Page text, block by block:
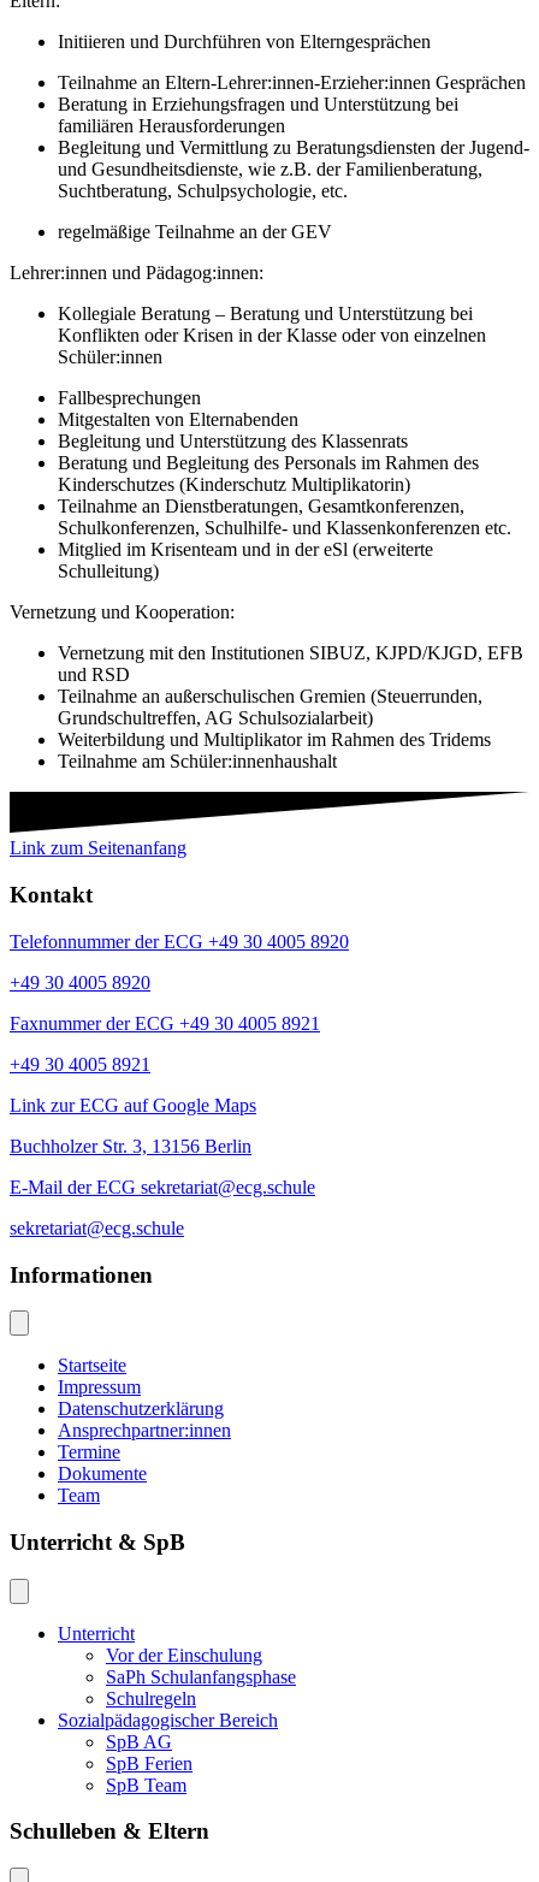
Initiieren und Durchführen von Elterngesprächen
Teilnahme an Eltern-Lehrer:innen-Erzieher:innen Gesprächen
Beratung in Erziehungsfragen und Unterstützung bei
familiären Herausforderungen
Begleitung und Vermittlung zu Beratungsdiensten der Jugend-
und Gesundheitsdienste, wie z.B. der Familienberatung,
Suchtberatung, Schulpsychologie, etc.
regelmäßige Teilnahme an der GEV
Lehrer:innen und Pädagog:innen:
Kollegiale Beratung – Beratung und Unterstützung bei
Konflikten oder Krisen in der Klasse oder von einzelnen
Schüler:innen
Fallbesprechungen
Mitgestalten von Elternabenden
Begleitung und Unterstützung des Klassenrats
Beratung und Begleitung des Personals im Rahmen des
Kinderschutzes (Kinderschutz Multiplikatorin)
Teilnahme an Dienstberatungen, Gesamtkonferenzen,
Schulkonferenzen, Schulhilfe- und Klassenkonferenzen etc.
Mitglied im Krisenteam und in der eSl (erweiterte
Schulleitung)
Vernetzung und Kooperation:
Vernetzung mit den Institutionen SIBUZ, KJPD/KJGD, EFB
und RSD
Teilnahme an außerschulischen Gremien (Steuerrunden,
Grundschultreffen, AG Schulsozialarbeit)
Weiterbildung und Multiplikator im Rahmen des Tridems
Teilnahme am Schüler:innenhaushalt
Link zum Seitenanfang
Kontakt
Telefonnummer der ECG +49 30 4005 8920
+49 30 4005 8920
Faxnummer der ECG +49 30 4005 8921
+49 30 4005 8921
Link zur ECG auf Google Maps
Buchholzer Str. 3, 13156 Berlin
E-Mail der ECG sekretariat@ecg.schule
sekretariat@ecg.schule
Informationen
Startseite
Impressum
Datenschutzerklärung
Ansprechpartner:innen
Termine
Dokumente
Team
Unterricht & SpB
Unterricht
Vor der Einschulung
SaPh Schulanfangsphase
Schulregeln
Sozialpädagogischer Bereich
SpB AG
SpB Ferien
SpB Team
Schulleben & Eltern